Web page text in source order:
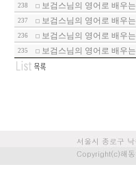
238 보검스님의 영어로 배우
237 보검스님의 영어로 배우
236 보검스님의 영어로 배우
235 보검스님의 영어로 배우